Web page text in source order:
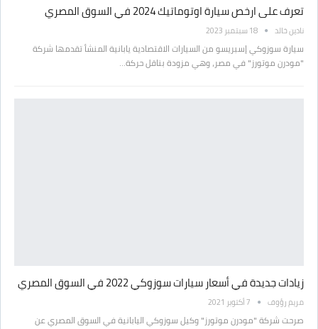
تعرف على ارخص سيارة اوتوماتيك 2024 في السوق المصري
نادين خالد 18 سبتمبر 2023
سيارة سوزوكي إسبريسو من السيارات الاقتصادية يابانية المنشأ تقدمها شركة
"مودرن موتورز" في مصر، وهي مزودة بناقل حركة…
زيادات جديدة في أسعار سيارات سوزوكي 2022 في السوق المصري
مريم رؤوف 7 أكتوبر 2021
صرحت شركة "مودرن موتورز" وكيل سوزوكي اليابانية في السوق المصري عن